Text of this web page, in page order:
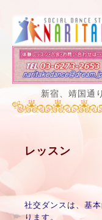
新宿、靖国通
レッスン
社交ダンスは、基
ります。